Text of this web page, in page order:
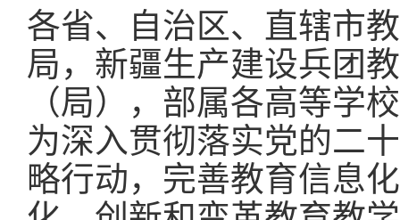
各省、自治区、直辖市
局，新疆生产建设兵团
（局），部属各高等学
为深入贯彻落实党的二
略行动，完善教育信息